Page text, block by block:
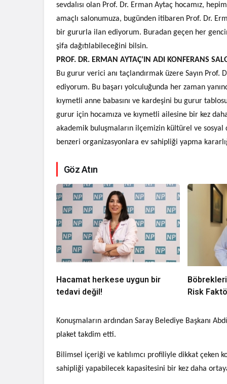
sevdalısı olan Prof. Dr. Erman Aytaç hocamız,
amaçlı salonumuza, bugünden itibaren Prof. Dr.
bir gururla ilan ediyorum. Buradan geçen her
şifa dağıtılabileceğini bilsin.
PROF. DR. ERMAN AYTAÇ’IN ADI KONFERANS
Bu gurur verici anı taçlandırmak üzere Sayın
ediyorum. Bu başarı yolculuğunda her zaman
kıymetli anne babasını ve kardeşini bu gurur
gurur için hocamıza ve kıymetli ailesine bir kez
akademik buluşmaların ilçemizin kültürel ve sosyal
benzeri organizasyonlara ev sahipliği yapma
Göz Atın
Hacamat herkese uygun bir
tedavi değil!
Risk
Konuşmaların ardından Saray Belediye Başkanı
plaket takdim etti.
Bilimsel içeriği ve katılımcı profiliyle dikkat çeken
sahipliği yapabilecek kapasitesini bir kez daha